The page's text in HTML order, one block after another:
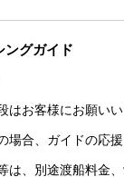
ングガイド
はお客様にお願いい
場合、ガイドの応
は、別途渡船料金